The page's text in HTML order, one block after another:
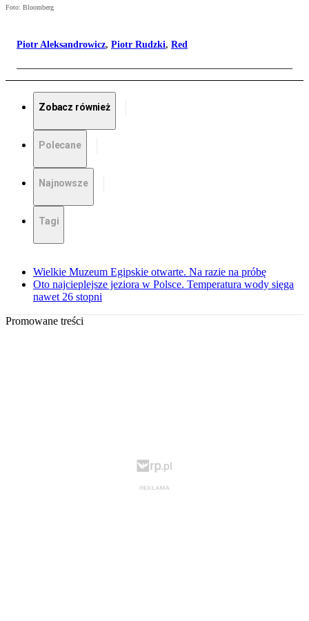
Foto: Bloomberg
Piotr Aleksandrowicz, Piotr Rudzki, Red
Zobacz również
Polecane
Najnowsze
Tagi
Wielkie Muzeum Egipskie otwarte. Na razie na próbę
Oto najcieplejsze jeziora w Polsce. Temperatura wody sięga
nawet 26 stopni
Promowane treści